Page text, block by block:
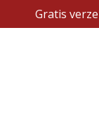
Gratis